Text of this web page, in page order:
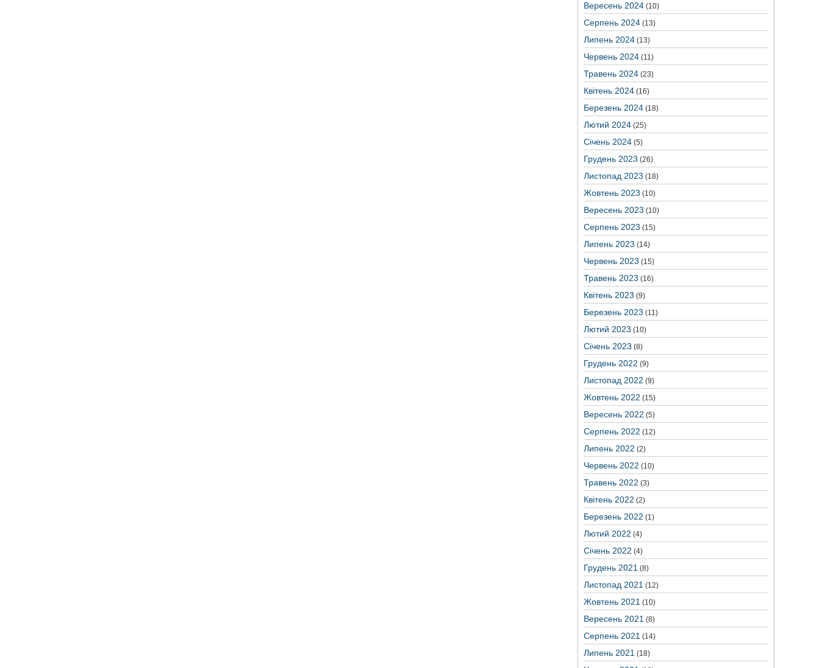
Вересень 2024(10)
Серпень 2024(13)
Липень 2024(13)
Червень 2024(11)
Травень 2024(23)
Квітень 2024(16)
Березень 2024(18)
Лютий 2024(25)
Січень 2024(5)
Грудень 2023 (26)
Листопад 2023 (18)
Жовтень 2023 (10)
Вересень 2023 (10)
Серпень 2023 (15)
Липень 2023 (14)
Червень 2023 (15)
Травень 2023 (16)
Квітень 2023 (9)
Березень 2023 (11)
Лютий 2023 (10)
Січень 2023 (8)
Грудень 2022 (9)
Листопад 2022 (9)
Жовтень 2022 (15)
Вересень 2022 (5)
Серпень 2022 (12)
Липень 2022 (2)
Червень 2022 (10)
Травень 2022 (3)
Квітень 2022 (2)
Березень 2022 (1)
Лютий 2022 (4)
Січень 2022 (4)
Грудень 2021(8)
Листопад 2021(12)
Жовтень 2021(10)
Вересень 2021(8)
Серпень 2021(14)
Липень 2021(18)